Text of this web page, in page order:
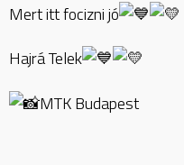
Mert itt focizni jó
Hajrá Telek
MTK Budapest